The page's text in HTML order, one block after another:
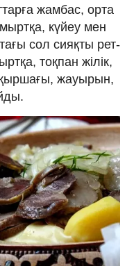
жамбас, орта
күйеу мен
сол сияқты рет-
тоқпан жілік,
жауырын,